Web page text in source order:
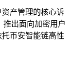
产管理的核心诉
推出面向加密用户
币安智能链高性